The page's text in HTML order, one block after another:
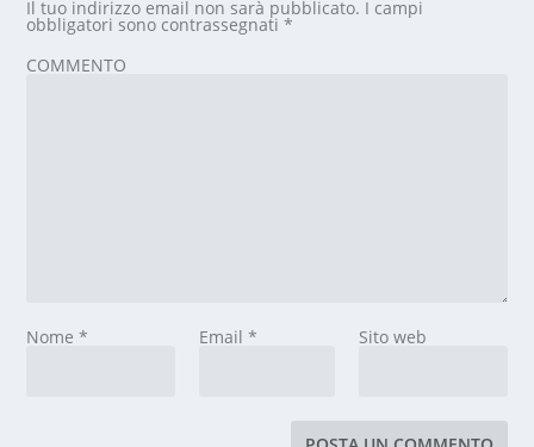
Il tuo indirizzo email non sarà pubblicato. I campi
obbligatori sono contrassegnati*
COMMENTO
Nome* Email * Sito web